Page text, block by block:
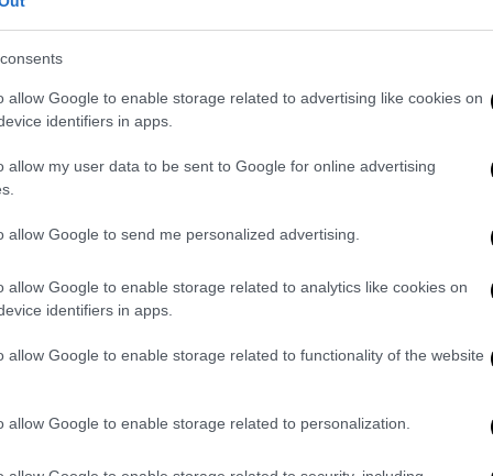
allow Google to enable storage related to advertising like cookies on
identifiers in apps.
allow my user data to be sent to Google for online advertising
allow Google to send me personalized advertising.
allow Google to enable storage related to analytics like cookies on
identifiers in apps.
allow Google to enable storage related to functionality of the website
allow Google to enable storage related to personalization.
αγωνίσματα του στίβου, κάτι που
48 χρόνια μετά. Ο Λουτς Λονγκ
κρέμασε στο στήθος του το ασημένιο
βάθρο και έβαλε βαθιά μέσα στην καρδιά
ο Γερμανός πλησίασε με καλοσύνη τον
έδειξε τον τρόπο πώς να μετράει την
στο σκάμμα του βερολινέζικου
Με άλλα λόγια ο Λουτς πήρε από το
Επίσης λέγεται- και είναι αλήθεια-
μαύρου Αμερικανού και μαζί έκαναν τον